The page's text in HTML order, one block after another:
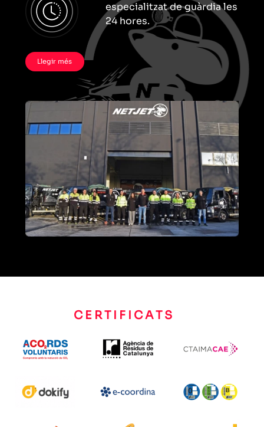
especialitzat de guàrdia les
24 hores.
Llegir més
CERTIFICATS